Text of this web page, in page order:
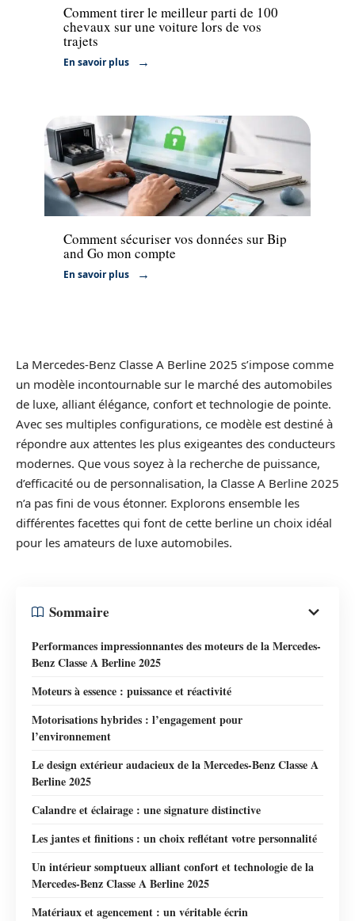
Comment tirer le meilleur parti de 100
chevaux sur une voiture lors de vos
trajets
En savoir plus
Actu
Comment sécuriser vos données sur Bip
and Go mon compte
En savoir plus
La Mercedes-Benz Classe A Berline 2025 s’impose comme
un modèle incontournable sur le marché des automobiles
de luxe, alliant élégance, confort et technologie de pointe.
Avec ses multiples configurations, ce modèle est destiné à
répondre aux attentes les plus exigeantes des conducteurs
modernes. Que vous soyez à la recherche de puissance,
d’efficacité ou de personnalisation, la Classe A Berline 2025
n’a pas fini de vous étonner. Explorons ensemble les
différentes facettes qui font de cette berline un choix idéal
pour les amateurs de luxe automobiles.
Sommaire
Performances impressionnantes des moteurs de la Mercedes-
Benz Classe A Berline 2025
Moteurs à essence : puissance et réactivité
Motorisations hybrides : l’engagement pour
l’environnement
Le design extérieur audacieux de la Mercedes-Benz Classe A
Berline 2025
Calandre et éclairage : une signature distinctive
Les jantes et finitions : un choix reflétant votre personnalité
Un intérieur somptueux alliant confort et technologie de la
Mercedes-Benz Classe A Berline 2025
Matériaux et agencement : un véritable écrin